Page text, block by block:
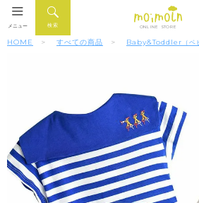
ONLINE STORE
検索
メニュー
HOME すべての商品 Baby&Toddler （